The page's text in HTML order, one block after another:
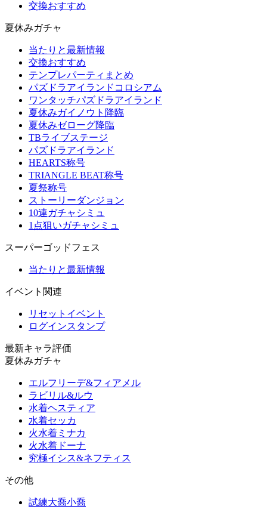
交換おすすめ
夏休みガチャ
当たりと最新情報
交換おすすめ
テンプレパーティまとめ
パズドラアイランドコロシアム
ワンタッチパズドラアイランド
夏休みガイノウト降臨
夏休みゼローグ降臨
TBライブステージ
パズドラアイランド
HEARTS称号
TRIANGLE BEAT称号
夏祭称号
ストーリーダンジョン
10連ガチャシミュ
1点狙いガチャシミュ
スーパーゴッドフェス
当たりと最新情報
イベント関連
リセットイベント
ログインスタンプ
最新キャラ評価
夏休みガチャ
エルフリーデ&フィアメル
ラビリル&ルウ
水着ヘスティア
水着セッカ
火水着ミナカ
火水着ドーナ
究極イシス&ネフティス
その他
試練大喬小喬